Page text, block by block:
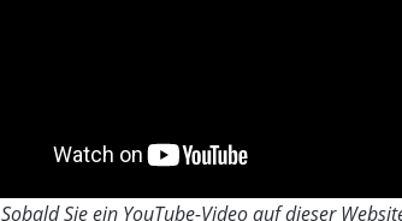
Sobald Sie ein YouTube-Video auf dieser